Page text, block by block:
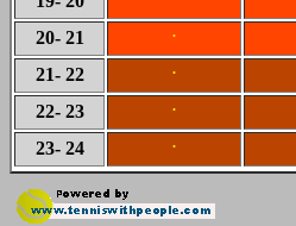
20- 21 .
21- 22 .
22- 23 .
23- 24 .